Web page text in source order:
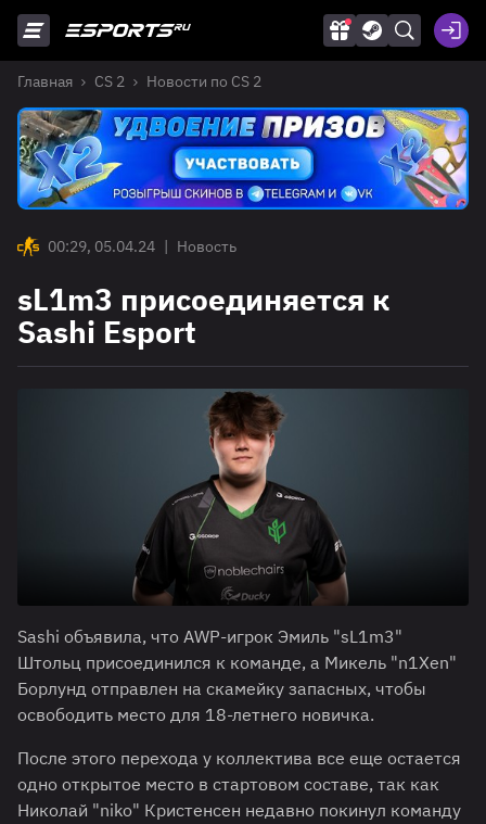
Главная CS 2 Новости по CS 2
00:29, 05.04.24 | Новость
sL1m3 присоединяется к
Sashi Esport
Sashi объявила, что AWP-игрок Эмиль "sL1m3"
Штольц присоединился к команде, а Микель "n1Xen"
Борлунд отправлен на скамейку запасных, чтобы
освободить место для 18-летнего новичка.
После этого перехода у коллектива все еще остается
одно открытое место в стартовом составе, так как
Николай "niko" Кристенсен недавно покинул команду